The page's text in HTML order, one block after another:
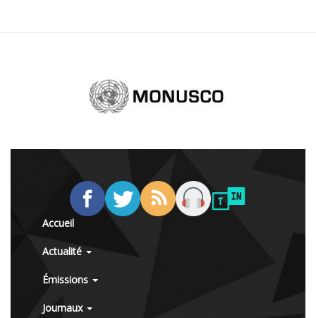
Accueil
Actualité
Émissions
Journaux